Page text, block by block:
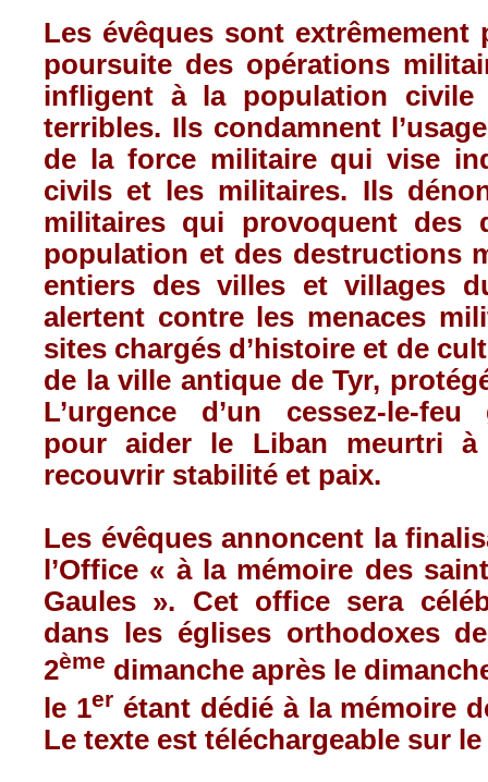
Les évêques sont extrêmement
poursuite des opérations
infligent à la population civile
terribles. Ils condamnent
de la force militaire qui vise
civils et les militaires. Ils
militaires qui provoquent des
population et des destructions
entiers des villes et villages
alertent contre les menaces
sites chargés d’histoire et de
de la ville antique de Tyr,
L’urgence d’un cessez-le-feu
pour aider le Liban meurtri
recouvrir stabilité et paix.
Les évêques annoncent la
l’Office « à la mémoire des
Gaules ». Cet office sera
dans les églises orthodoxes
2ème dimanche après le
le 1erétant dédié à la mémoire
Le texte est téléchargeable sur le